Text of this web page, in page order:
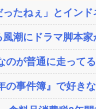
ったねぇ」とイン
潮にドラマ脚本
のが普通に走って
の事件簿』で好き